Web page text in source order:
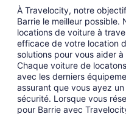
À Travelocity, notre
Barrie le meilleur possible.
locations de voiture à
efficace de votre location
solutions pour vous aider
Chaque voiture de
avec les derniers
assurant que vous ayez
sécurité. Lorsque vous
pour Barrie avec